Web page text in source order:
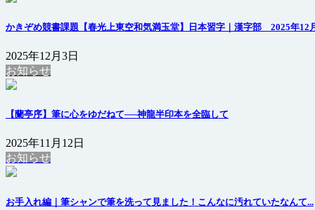
かきぞめ競書課題【春光上東空和気満玉堂】日本習字｜漢字部 2025年12
2025年12月3日
お知らせ
【蘭亭序】筆に心をゆだねて──神龍半印本を全臨して
2025年11月12日
お知らせ
お手入れ編｜筆シャンで筆を洗って見ました！こんなに汚れていたなんて...